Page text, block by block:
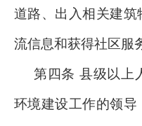
道路、出入相关建筑
流信息和获得社区服
第四条 县级以上
环境建设工作的领导